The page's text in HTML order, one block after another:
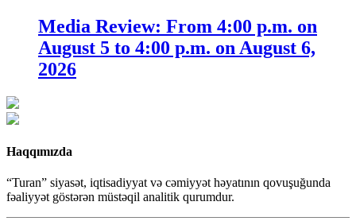
Media Review: From 4:00 p.m. on
August 5 to 4:00 p.m. on August 6,
2026
Haqqımızda
“Turan” siyasət, iqtisadiyyat və cəmiyyət həyatının qovuşuğunda
fəaliyyət göstərən müstəqil analitik qurumdur.